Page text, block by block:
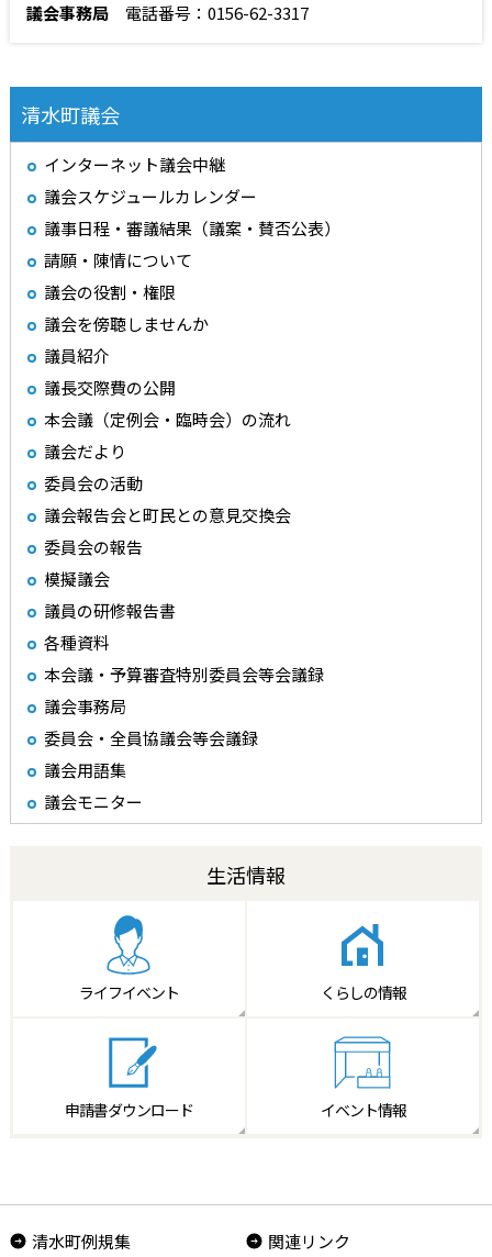
清水町議会
インターネット議会中継
議会スケジュールカレンダー
議事日程・審議結果（議案・賛否公表）
請願・陳情について
議会の役割・権限
議会を傍聴しませんか
議員紹介
議長交際費の公開
本会議（定例会・臨時会）の流れ
議会だより
委員会の活動
議会報告会と町民との意見交換会
委員会の報告
模擬議会
議員の研修報告書
各種資料
本会議・予算審査特別委員会等会議録
議会事務局
委員会・全員協議会等会議録
議会用語集
議会モニター
生活情報
ライフイベント くらしの情報
申請書ダウンロード イベント情報
議会事務局電話番号：0156-62-3317
清水町例規集 関連リンク